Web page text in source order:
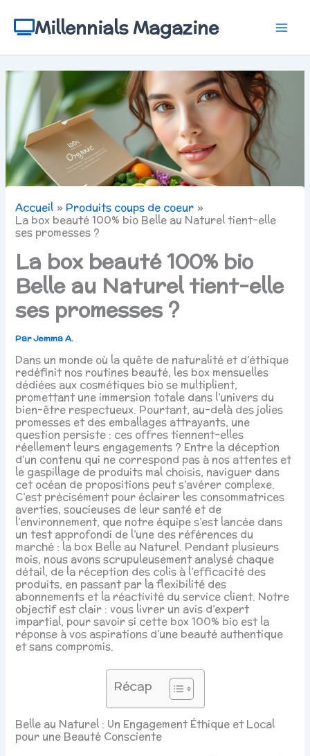
contenuMillennials Magazine
Accueil
Produits coups de coeur
La box beauté 100% bio Belle au Naturel tient-elle
ses promesses ?
La box beauté 100% bio
Belle au Naturel tient-elle
ses promesses ?
ParJemma A.
Dans un monde où la quête de naturalité et d’éthique
redéfinit nos routines beauté, les box mensuelles
dédiées aux cosmétiques bio se multiplient,
promettant une immersion totale dans l’univers du
bien-être respectueux. Pourtant, au-delà des jolies
promesses et des emballages attrayants, une
question persiste : ces offres tiennent-elles
réellement leurs engagements ? Entre la déception
d’un contenu qui ne correspond pas à nos attentes et
le gaspillage de produits mal choisis, naviguer dans
cet océan de propositions peut s’avérer complexe.
C’est précisément pour éclairer les consommatrices
averties, soucieuses de leur santé et de
l’environnement, que notre équipe s’est lancée dans
un test approfondi de l’une des références du
marché : la box Belle au Naturel. Pendant plusieurs
mois, nous avons scrupuleusement analysé chaque
détail, de la réception des colis à l’efficacité des
produits, en passant par la flexibilité des
abonnements et la réactivité du service client. Notre
objectif est clair : vous livrer un avis d’expert
impartial, pour savoir si cette box 100% bio est la
réponse à vos aspirations d’une beauté authentique
et sans compromis.
Récap
Belle au Naturel : Un Engagement Éthique et Local
pour une Beauté Consciente